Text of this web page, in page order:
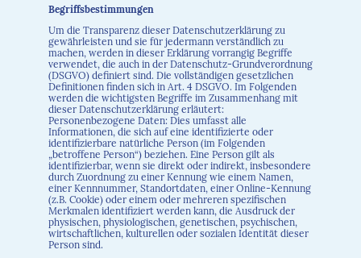
Begriffsbestimmungen
Um die Transparenz dieser Datenschutzerklärung zu
gewährleisten und sie für jedermann verständlich zu
machen, werden in dieser Erklärung vorrangig Begriffe
verwendet, die auch in der Datenschutz-Grundverordnung
(DSGVO) definiert sind. Die vollständigen gesetzlichen
Definitionen finden sich in Art. 4 DSGVO. Im Folgenden
werden die wichtigsten Begriffe im Zusammenhang mit
dieser Datenschutzerklärung erläutert:
Personenbezogene Daten: Dies umfasst alle
Informationen, die sich auf eine identifizierte oder
identifizierbare natürliche Person (im Folgenden
„betroffene Person“) beziehen. Eine Person gilt als
identifizierbar, wenn sie direkt oder indirekt, insbesondere
durch Zuordnung zu einer Kennung wie einem Namen,
einer Kennnummer, Standortdaten, einer Online-Kennung
(z.B. Cookie) oder einem oder mehreren spezifischen
Merkmalen identifiziert werden kann, die Ausdruck der
physischen, physiologischen, genetischen, psychischen,
wirtschaftlichen, kulturellen oder sozialen Identität dieser
Person sind.